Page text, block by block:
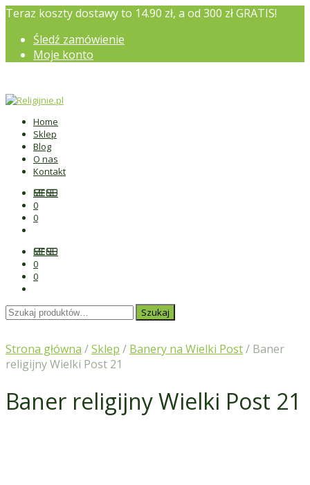
Teraz koszty dostawy to 14.90 zł, a od 300 zł GRATIS!
Śledź zamówienie
Moje konto
Home
Sklep
Blog
O nas
Kontakt
MENU
0
0
MENU
0
0
Szukaj: Szukaj
Strona główna /Sklep / Banery na Wielki Post/ Baner
religijny Wielki Post 21
Baner religijny Wielki Post 21